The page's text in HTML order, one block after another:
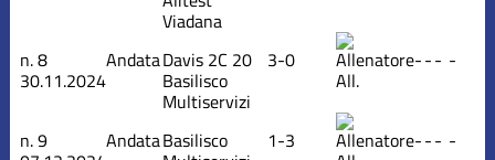
Viadana
n.8
30.11.2024
AndataDavis 2C 20
Basilisco
Multiservizi
3-0
All.
--- -
n.9 AndataBasilisco 1-3 --- -